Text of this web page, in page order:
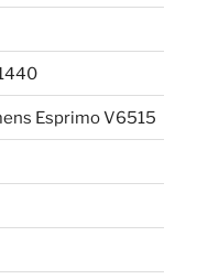
Esprimo V6515